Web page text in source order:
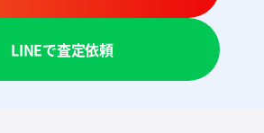
LINEで査定依頼